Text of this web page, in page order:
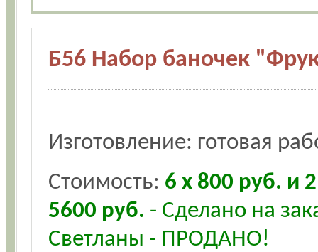
Б56 Набор баночек
Изготовление: готовая
Стоимость: 6 х 800 руб. и
5600 руб. - Сделано на
Светланы - ПРОДАНО!